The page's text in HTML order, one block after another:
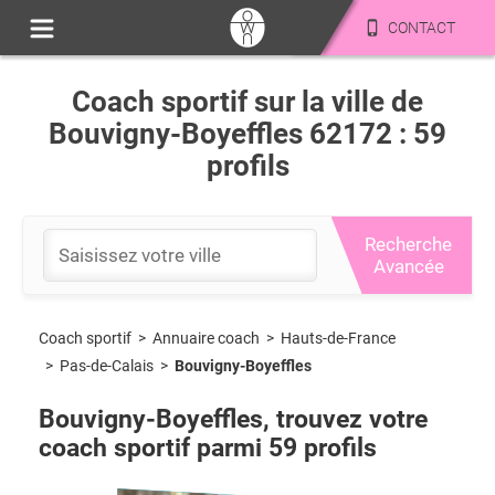
CONTACT
Coach sportif sur la ville de
Bouvigny-Boyeffles 62172 : 59
profils
Recherche
Avancée
Coach sportif > Annuaire coach > Hauts-de-France
> Pas-de-Calais > Bouvigny-Boyeffles
Bouvigny-Boyeffles, trouvez votre
coach sportif parmi 59 profils